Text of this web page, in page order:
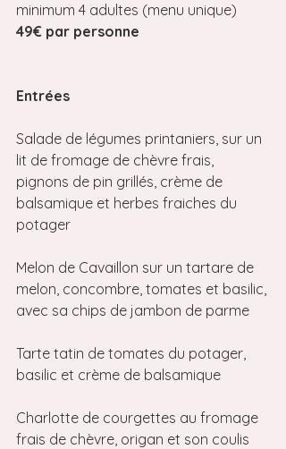
minimum 4 adultes (menu unique)
49€ par personne
Entrées
Salade de légumes printaniers, sur un
lit de fromage de chèvre frais,
pignons de pin grillés, crème de
balsamique et herbes fraiches du
potager
Melon de Cavaillon sur un tartare de
melon, concombre, tomates et basilic,
avec sa chips de jambon de parme
Tarte tatin de tomates du potager,
basilic et crème de balsamique
Charlotte de courgettes au fromage
frais de chèvre, origan et son coulis